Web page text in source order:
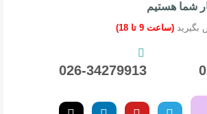
شما هستیم
بگیرید (ساعت 9 تا 18)
026-34279913